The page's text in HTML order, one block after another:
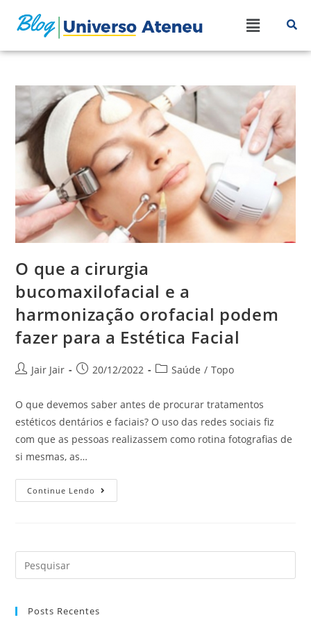
O que a cirurgia
bucomaxilofacial e a
harmonização orofacial podem
fazer para a Estética Facial
Jair Jair 20/12/2022 Saúde / Topo
O que devemos saber antes de procurar tratamentos
estéticos dentários e faciais? O uso das redes sociais fiz
com que as pessoas realizassem como rotina fotografias de
si mesmas, as…
Continue Lendo
Posts Recentes